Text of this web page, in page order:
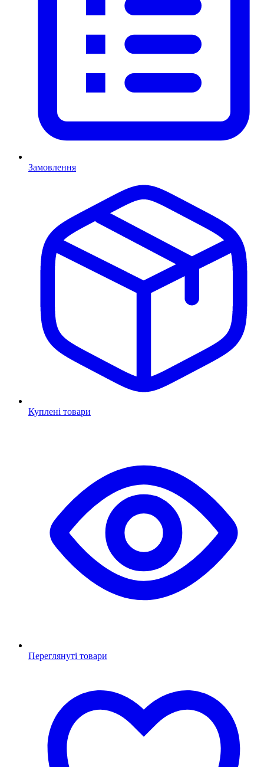
Замовлення
Куплені товари
Переглянуті товари